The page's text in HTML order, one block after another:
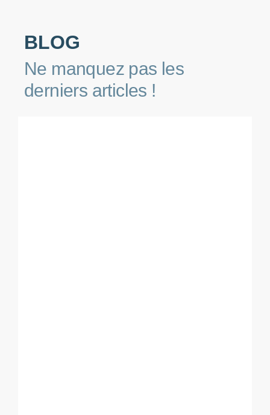
BLOG
Ne manquez pas les
derniers articles !